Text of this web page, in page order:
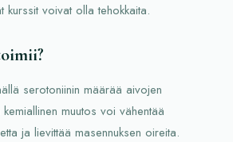
kurssit voivat olla tehokkaita.
serotoniinin määrää aivojen
muutos voi vähentää
ja lievittää masennuksen oireita.